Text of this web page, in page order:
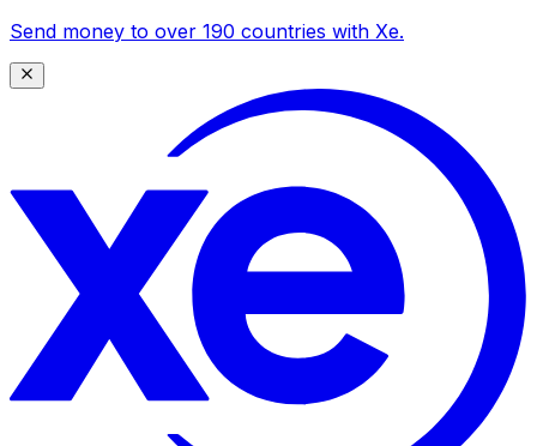
Send money to over 190 countries with Xe.